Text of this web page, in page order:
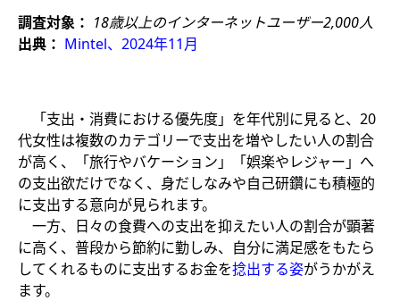
調査対象： 18歳以上のインターネットユーザー2,000人
出典： Mintel、2024年11月
「支出・消費における優先度」を年代別に見ると、20
代女性は複数のカテゴリーで支出を増やしたい人の割合
が高く、「旅行やバケーション」「娯楽やレジャー」へ
の支出欲だけでなく、身だしなみや自己研鑽にも積極的
に支出する意向が見られます。​
一方、日々の食費への支出を抑えたい人の割合が顕著
に高く、普段から節約に勤しみ、自分に満足感をもたら
してくれるものに支出するお金を捻出する姿がうかがえ
ます。​